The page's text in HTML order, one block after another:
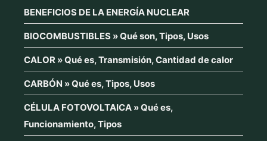
BENEFICIOS DE LA ENERGÍA NUCLEAR
BIOCOMBUSTIBLES » Qué son, Tipos, Usos
CALOR » Qué es, Transmisión, Cantidad de calor
CARBÓN » Qué es, Tipos, Usos
CÉLULA FOTOVOLTAICA » Qué es,
Funcionamiento, Tipos